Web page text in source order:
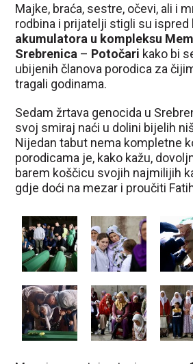
Majke, braća, sestre, očevi, ali i
rodbina i prijatelji stigli su ispred
akumulatora u kompleksu
Srebrenica – Potočari kako bi
ubijenih članova porodica za
tragali godinama.
Sedam žrtava genocida u
svoj smiraj naći u dolini bijelih
Nijedan tabut nema kompletne
porodicama je, kako kažu,
barem koščicu svojih najmilijih
gdje doći na mezar i proučiti